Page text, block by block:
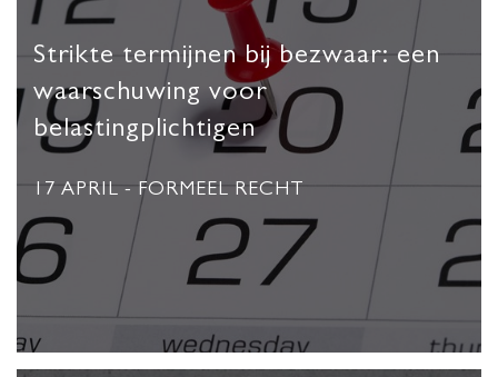
Strikte termijnen bij bezwaar: een
waarschuwing voor
belastingplichtigen
17 APRIL- FORMEEL RECHT